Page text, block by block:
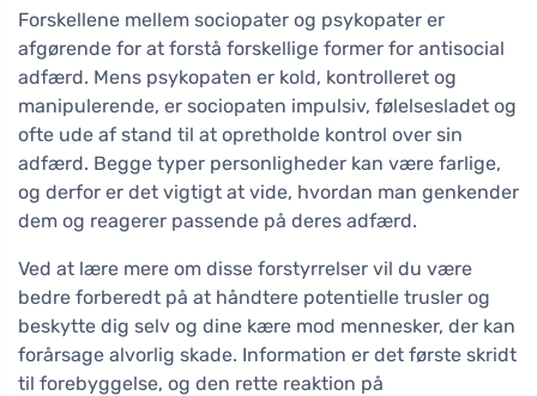
Forskellene mellem sociopater og psykopater er
afgørende for at forstå forskellige former for antisocial
adfærd. Mens psykopaten er kold, kontrolleret og
manipulerende, er sociopaten impulsiv, følelsesladet og
ofte ude af stand til at opretholde kontrol over sin
adfærd. Begge typer personligheder kan være farlige,
og derfor er det vigtigt at vide, hvordan man genkender
dem og reagerer passende på deres adfærd.
Ved at lære mere om disse forstyrrelser vil du være
bedre forberedt på at håndtere potentielle trusler og
beskytte dig selv og dine kære mod mennesker, der kan
forårsage alvorlig skade. Information er det første skridt
til forebyggelse, og den rette reaktion på